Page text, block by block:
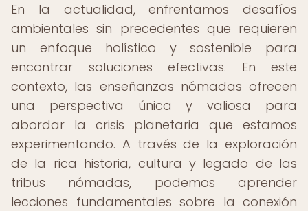
En la actualidad, enfrentamos desafíos
ambientales sin precedentes que requieren
un enfoque holístico y sostenible para
encontrar soluciones efectivas. En este
contexto, las enseñanzas nómadas ofrecen
una perspectiva única y valiosa para
abordar la crisis planetaria que estamos
experimentando. A través de la exploración
de la rica historia, cultura y legado de las
tribus nómadas, podemos aprender
lecciones fundamentales sobre la conexión